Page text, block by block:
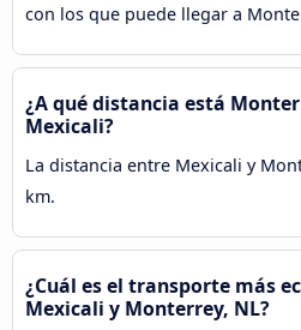
con los que puede llegar a
¿A qué distancia está
Mexicali?
La distancia entre Mexicali y
km.
¿Cuál es el transporte más
Mexicali y Monterrey, NL?